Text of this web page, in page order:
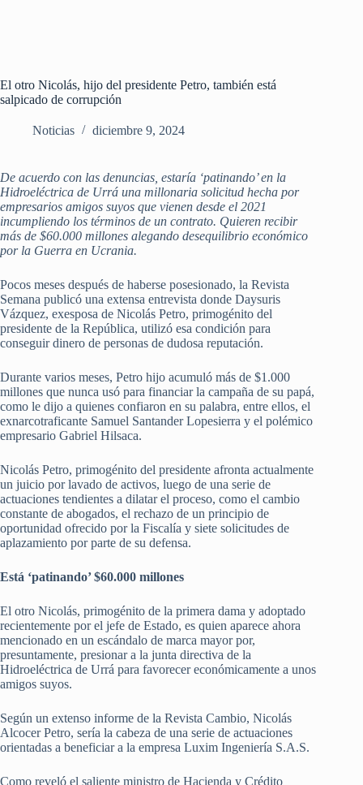
El otro Nicolás, hijo del presidente Petro, también está
salpicado de corrupción
Noticias diciembre 9, 2024
De acuerdo con las denuncias, estaría ‘patinando’ en la
Hidroeléctrica de Urrá una millonaria solicitud hecha por
empresarios amigos suyos que vienen desde el 2021
incumpliendo los términos de un contrato. Quieren recibir
más de $60.000 millones alegando desequilibrio económico
por la Guerra en Ucrania.
Pocos meses después de haberse posesionado, la Revista
Semana publicó una extensa entrevista donde Daysuris
Vázquez, exesposa de Nicolás Petro, primogénito del
presidente de la República, utilizó esa condición para
conseguir dinero de personas de dudosa reputación.
Durante varios meses, Petro hijo acumuló más de $1.000
millones que nunca usó para financiar la campaña de su papá,
como le dijo a quienes confiaron en su palabra, entre ellos, el
exnarcotraficante Samuel Santander Lopesierra y el polémico
empresario Gabriel Hilsaca.
Nicolás Petro, primogénito del presidente afronta actualmente
un juicio por lavado de activos, luego de una serie de
actuaciones tendientes a dilatar el proceso, como el cambio
constante de abogados, el rechazo de un principio de
oportunidad ofrecido por la Fiscalía y siete solicitudes de
aplazamiento por parte de su defensa.
Está ‘patinando’ $60.000 millones
El otro Nicolás, primogénito de la primera dama y adoptado
recientemente por el jefe de Estado, es quien aparece ahora
mencionado en un escándalo de marca mayor por,
presuntamente, presionar a la junta directiva de la
Hidroeléctrica de Urrá para favorecer económicamente a unos
amigos suyos.
Según un extenso informe de la Revista Cambio, Nicolás
Alcocer Petro, sería la cabeza de una serie de actuaciones
orientadas a beneficiar a la empresa Luxim Ingeniería S.A.S.
Como reveló el saliente ministro de Hacienda y Crédito